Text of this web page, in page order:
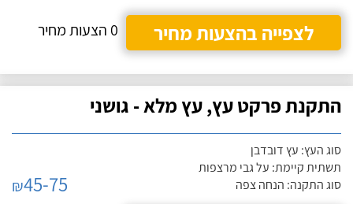
לצפייה בהצעות מחיר
0 הצעות מחיר
התקנת פרקט עץ, עץ מלא - גושני
סוג העץ: עץ דובדבן
תשתית קיימת: על גבי מרצפות
סוג התקנה: הנחה צפה
₪45-75